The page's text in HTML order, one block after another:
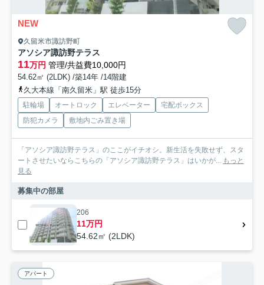
NEW
久留米市諏訪野町
アソシア諏訪野テラス
11万円 管理/共益費10,000円
54.62㎡ (2LDK) /築14年 /14階建
久大本線「南久留米」駅 徒歩15分
駐輪場 オートロック エレベーター
宅配ボックス
防犯カメラ
敷地内ごみ置き場
「アソシア諏訪野テラス」のここがイチオシ。新生活を失敗せず、スタ
ートさせたいならこちらの「アソシア諏訪野テラス」はいかが... もっと
見る
募集中の部屋
206
11万円
54.62㎡ (2LDK)
アパート